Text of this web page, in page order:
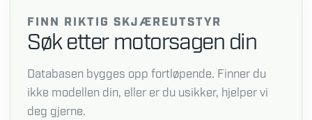
FINN RIKTIG SKJÆREUTSTYR
Søk etter motorsagen din
Databasen bygges opp fortløpende. Finner du
ikke modellen din, eller er du usikker, hjelper vi
deg gjerne.